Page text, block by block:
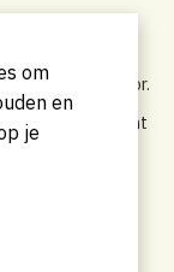
maat!
de hotelsector.
aan
en management
hotellerie. Op
vinden!
de sector en
om
en
je